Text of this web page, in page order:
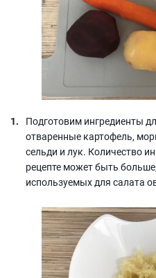
Подготовим ингредиенты
отваренные картофель,
сельди и лук. Количество
рецепте может быть
используемых для салата